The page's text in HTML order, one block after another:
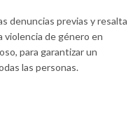
denuncias previas y resalta
violencia de género en
para garantizar un
las personas.